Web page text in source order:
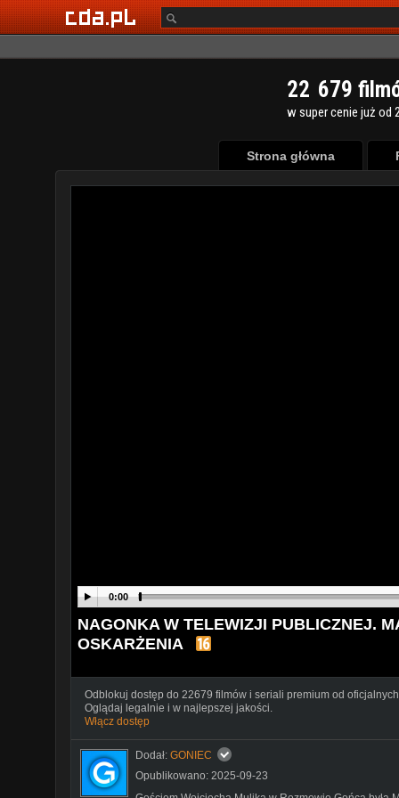
22 679
w super cenie już od
Strona główna
0:00
NAGONKA W TELEWIZJI PUBLICZNEJ.
OSKARŻENIA
Odblokuj dostęp do 22679 filmów i seriali premium od
Oglądaj legalnie i w najlepszej jakości.
Włącz dostęp
Dodał: GONIEC
Opublikowano: 2025-09-23